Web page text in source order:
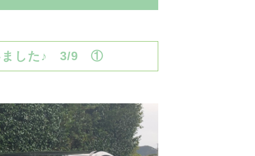
ました♪ 3/9 ①